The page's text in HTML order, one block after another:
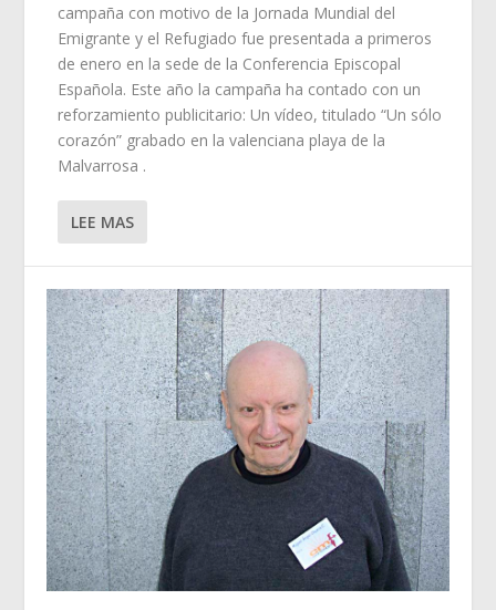
campaña con motivo de la Jornada Mundial del
Emigrante y el Refugiado fue presentada a primeros
de enero en la sede de la Conferencia Episcopal
Española. Este año la campaña ha contado con un
reforzamiento publicitario: Un vídeo, titulado “Un sólo
corazón” grabado en la valenciana playa de la
Malvarrosa .
LEE MAS